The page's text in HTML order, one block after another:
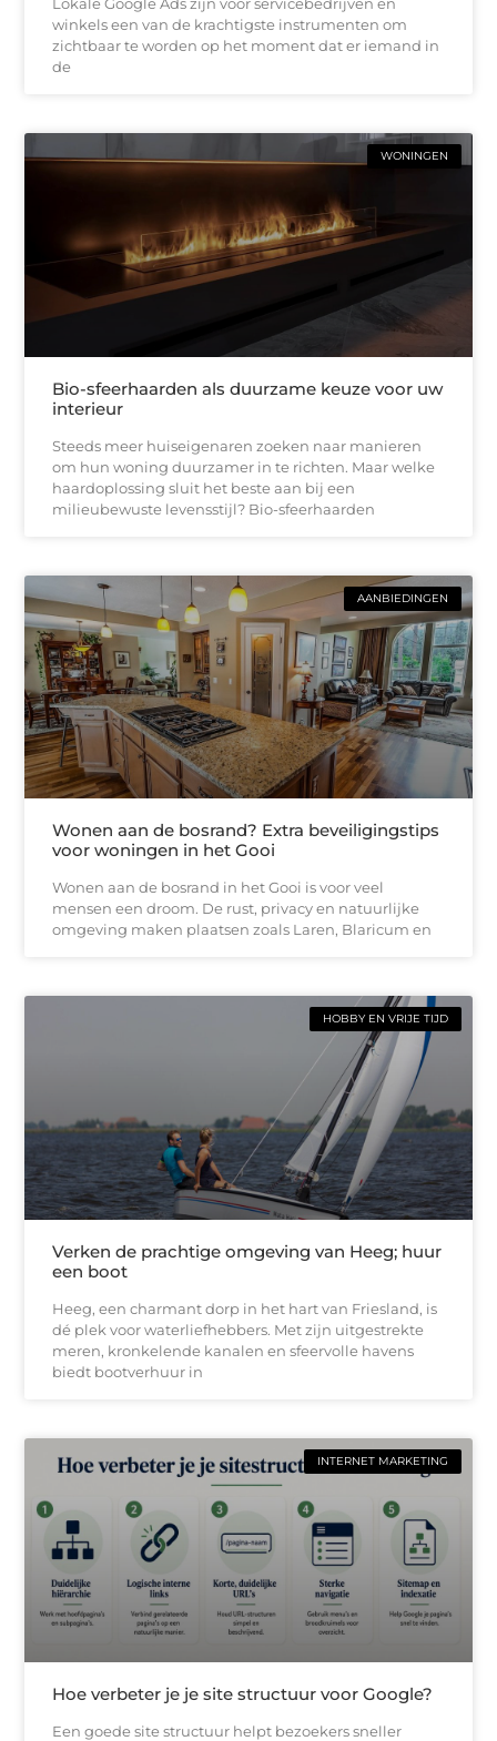
winkels een van de krachtigste instrumenten om
zichtbaar te worden op het moment dat er iemand in
de
WONINGEN
Bio-sfeerhaarden als duurzame keuze voor uw
interieur
Steeds meer huiseigenaren zoeken naar manieren
om hun woning duurzamer in te richten. Maar welke
haardoplossing sluit het beste aan bij een
milieubewuste levensstijl? Bio-sfeerhaarden
AANBIEDINGEN
Wonen aan de bosrand? Extra beveiligingstips
voor woningen in het Gooi
Wonen aan de bosrand in het Gooi is voor veel
mensen een droom. De rust, privacy en natuurlijke
omgeving maken plaatsen zoals Laren, Blaricum en
HOBBY EN VRIJE TIJD
Verken de prachtige omgeving van Heeg; huur
een boot
Heeg, een charmant dorp in het hart van Friesland, is
dé plek voor waterliefhebbers. Met zijn uitgestrekte
meren, kronkelende kanalen en sfeervolle havens
biedt bootverhuur in
INTERNET MARKETING
Hoe verbeter je je site structuur voor Google?
Een goede site structuur helpt bezoekers sneller